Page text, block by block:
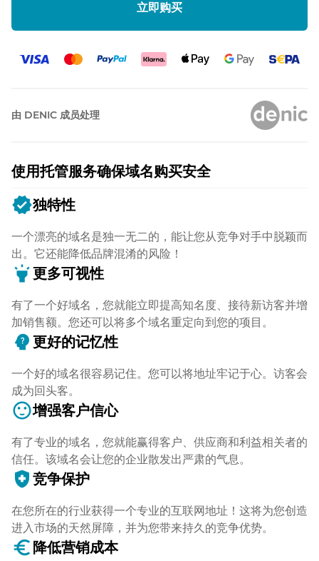
立即购买
由 DENIC 成员处理
使用托管服务确保域名购买安全
verified独特性
一个漂亮的域名是独一无二的，能让您从竞争对手中脱颖而
出。它还能降低品牌混淆的风险！
highlight更多可视性
有了一个好域名，您就能立即提高知名度、接待新访客并增
加销售额。您还可以将多个域名重定向到您的项目。
psychology_alt 更好的记忆性
一个好的域名很容易记住。您可以将地址牢记于心。访客会
成为回头客。
sentiment_satisfied增强客户信心
有了专业的域名，您就能赢得客户、供应商和利益相关者的
信任。该域名会让您的企业散发出严肃的气息。
health_and_safety 竞争保护
在您所在的行业获得一个专业的互联网地址！这将为您创造
进入市场的天然屏障，并为您带来持久的竞争优势。
euro_symbol 降低营销成本